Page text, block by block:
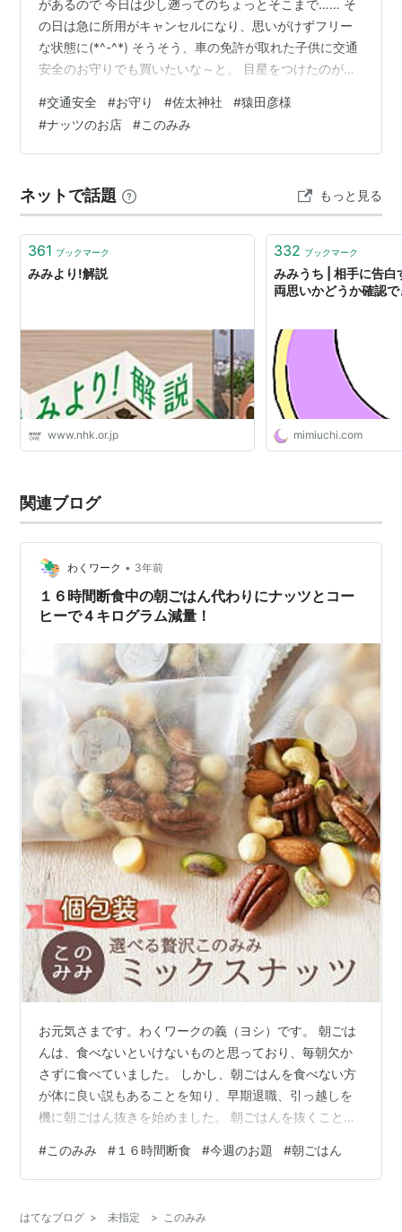
があるので 今日は少し遡ってのちょっとそこまで…… そ
の日は急に所用がキャンセルになり、思いがけずフリー
な状態に(*^-^*) そうそう、車の免許が取れた子供に交通
安全のお守りでも買いたいな～と。 目星をつけたのが六
の方々が勢ぞろい(*^-^*) 「いざなぎのみこと」様・「い
ざなみのみこと」様・「あまてらすおおみかみ」様・
「つきよみのみこと」様・「すさのおのみこと」様・
いわれていますよね） 一か所ですごくない！？お守り強
そうという安易な気持ち(^…
#交通安全 #お守り #佐太神社 #猿田彦様
#ナッツのお店 #このみみ
ネットで話題 もっと見る
361 ブックマーク
みみより!解説
www.nhk.or.jp
332 ブックマーク
みみうち | 相手に告白
両思いかどうか確認
mimiuchi.com
関連ブログ
わくワーク • 3年前
１６時間断食中の朝ごはん代わりにナッツとコー
ヒーで４キログラム減量！
お元気さまです。わくワークの義（ヨシ）です。 朝ごは
んは、食べないといけないものと思っており、毎朝欠か
さずに食べていました。 しかし、朝ごはんを食べない方
が体に良い説もあることを知り、早期退職、引っ越しを
機に朝ごはん抜きを始めました。 朝ごはんを抜くこと
うことになります。 完全な断食ではなく、ナッツやヨー
グルト、チーズは少量食べてもダイエット効果はあるよ
すが、１年前より４キログラムほど体重が落ちました。
#このみみ # １６時間断食 #今週のお題 #朝ごはん
はてなブログ > 未指定 > このみみ